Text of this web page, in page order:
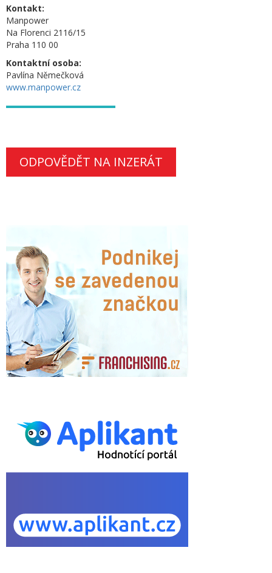
Kontakt:
Manpower
Na Florenci 2116/15
Praha 110 00
Kontaktní osoba:
Pavlína Němečková
www.manpower.cz
ODPOVĚDĚT NA INZERÁT